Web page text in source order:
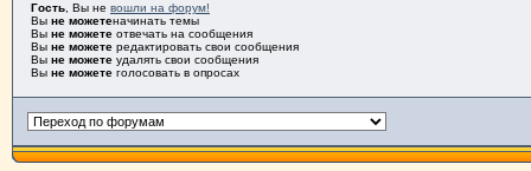
Гость , Вы не вошли на форум!
Вы не можетеначинать темы
Вы не можете отвечать на сообщения
Вы не можете редактировать свои сообщения
Вы не можете удалять свои сообщения
Вы не можете голосовать в опросах